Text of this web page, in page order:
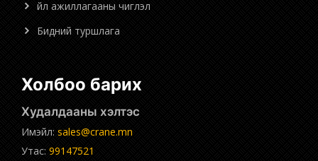
Үйл ажиллагааны чиглэл
Бидний туршлага
Холбоо барих
Худалдааны хэлтэс
Имэйл: sales@crane.mn
Утас: 99147521